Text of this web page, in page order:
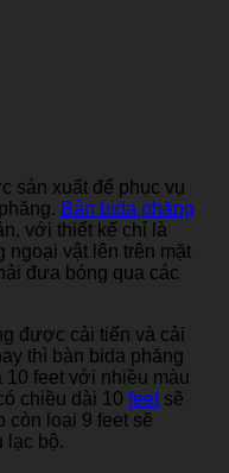
sản xuất để phục vụ
Bàn bida phăng
với thiết kế chỉ là
ngoại vật lên trên mặt
đưa bóng qua các
được cải tiến và cải
thì bàn bida phăng
feet với nhiều màu
chiều dài 10 feetsẽ
còn loại 9 feet sẽ
lạc bộ.